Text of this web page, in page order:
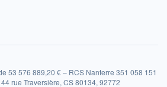
53 576 889,20 € – RCS Nanterre 351 058 151
rue Traversière, CS 80134, 92772